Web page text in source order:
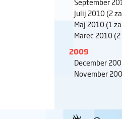
Julij 2010(2
Maj 2010(1
Marec 2010
2009
December
November